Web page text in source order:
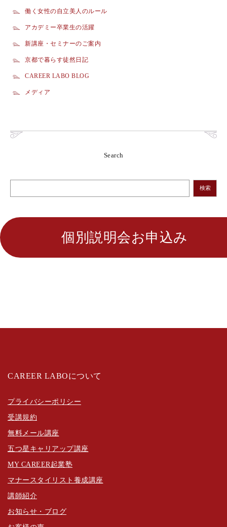
働く女性の自立美人のルール
アカデミー卒業生の活躍
新講座・セミナーのご案内
京都で暮らす徒然日記
CAREER LABO BLOG
メディア
Search
検索
個別説明会お申込み
CAREER LABOについて
プライバシーポリシー
受講規約
無料メール講座
五つ星キャリアップ講座
MY CAREER起業塾
マナースタイリスト養成講座
講師紹介
お知らせ・ブログ